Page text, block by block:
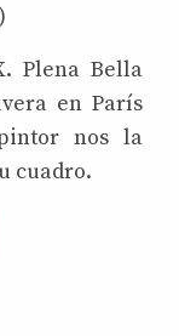
Plena Bella
en París
nos la
cuadro.